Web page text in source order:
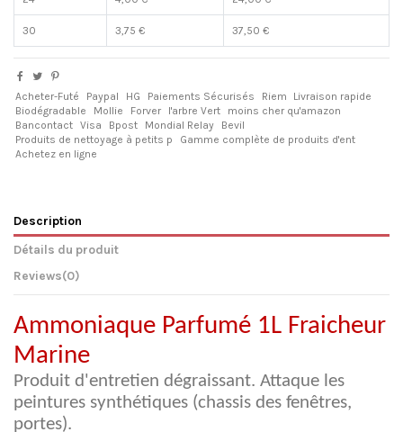
30 3,75 € 37,50 €
Acheter-Futé Paypal HG Paiements Sécurisés Riem
Livraison rapide
Biodégradable
Mollie Forver l'arbre Vert
moins cher qu'amazon
Bancontact Visa Bpost Mondial Relay
Bevil
Produits de nettoyage à petits p
Gamme complète de produits d'ent
Achetez en ligne
Description
Détails du produit
Reviews(0)
Ammoniaque Parfumé 1L Fraicheur
Marine
Produit d'entretien dégraissant. Attaque les
peintures synthétiques (chassis des fenêtres,
portes).